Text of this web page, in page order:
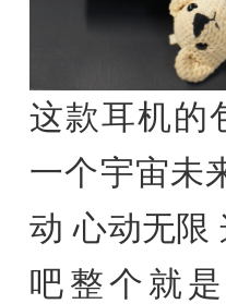
这款耳机的
一个宇宙未
动 心动无限
吧整个就